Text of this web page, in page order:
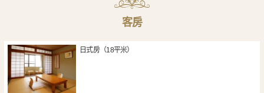
客房
日式房（18平米）